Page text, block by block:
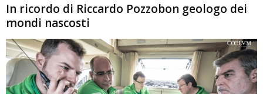
In ricordo di Riccardo Pozzobon geologo dei
mondi nascosti